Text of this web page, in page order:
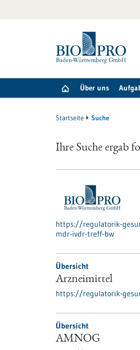
Über uns
Startseite Suche
Ihre Suche ergab
https://regulatorik-
mdr-ivdr-treff-bw
Übersicht
Arzneimittel
https://regulatorik-
Übersicht
AMNOG